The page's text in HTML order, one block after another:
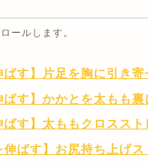
ールします。
ばす】片足を胸に引き
ばす】かかとを太もも
ばす】太ももクロススト
伸ばす】お尻持ち上げ